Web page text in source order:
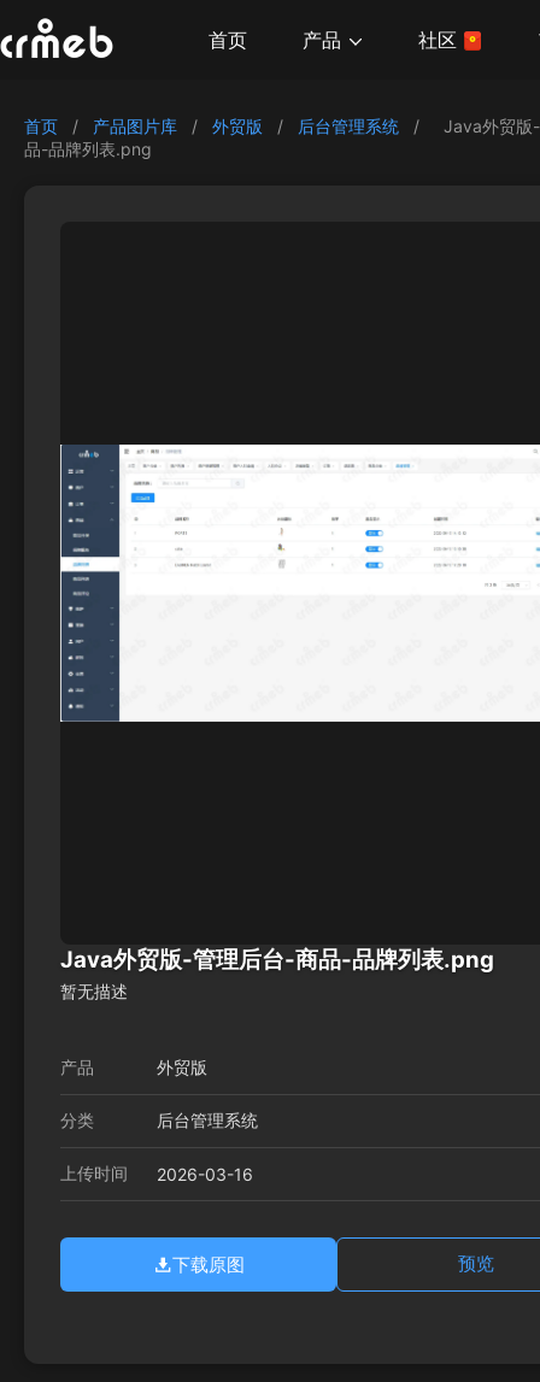
首页 产品 社区
首页 / 产品图片库 / 外贸版 / 后台管理系统 /
Java外贸版
品-品牌列表.png
Java外贸版-管理后台-商品-品牌列表.png
暂无描述
产品 外贸版
分类 后台管理系统
上传时间 2026-03-16
下载原图 预览